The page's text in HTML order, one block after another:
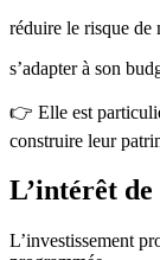
réduire le risque de
s’adapter à son
👉 Elle est
construire leur
L’intérêt
L’investissement